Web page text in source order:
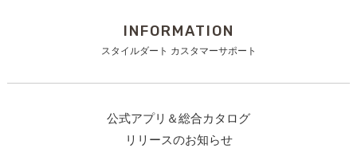
INFORMATION
スタイルダート カスタマーサポート
公式アプリ＆総合カタログ
リリースのお知らせ